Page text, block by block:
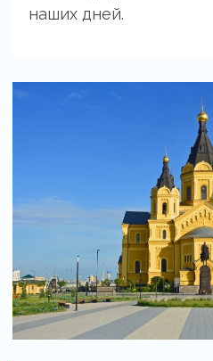
наших дней.